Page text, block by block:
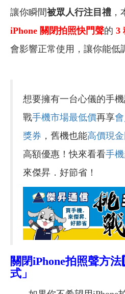
讓你瞬間被眾人行注目禮 ，
iPhone 關閉拍照快門聲的 3
會影響正常使用，讓你能低
想要擁有一台心儀的手機
戰手機市場最低價再享
獎券 ，舊機也能高價現
高額優惠！快來看看手
來傑昇．好節省！
關閉iPhone拍照聲方法
式」